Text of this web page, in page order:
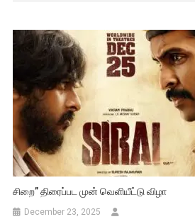
சிறை” திரைப்பட முன் வெளியீட்டு விழா
December 23, 2025